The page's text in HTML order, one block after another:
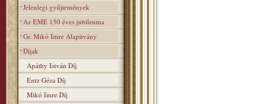
Jelenlegi gyűjtemények
Az EME 150 éves jubileuma
Gr. Mikó Imre Alapitvány
Díjak
Apáthy István Díj
Entz Géza Díj
Mikó Imre Díj